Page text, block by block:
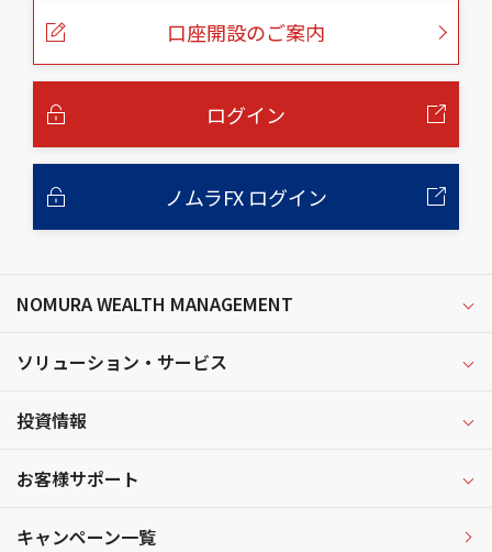
口座開設のご案内
ログイン
ノムラFX ログイン
NOMURA WEALTH MANAGEMENT
ソリューション・サービス
投資情報
お客様サポート
キャンペーン一覧